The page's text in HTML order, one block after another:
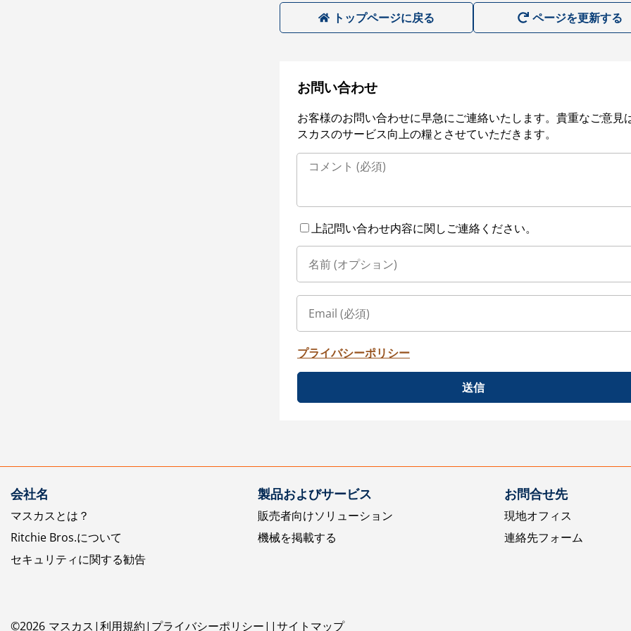
トップページに戻る ページを更新する
お問い合わせ
お客様のお問い合わせに早急にご連絡いたします。貴重なご意見
スカスのサービス向上の糧とさせていただきます。
上記問い合わせ内容に関しご連絡ください。
プライバシーポリシー
送信
会社名
マスカスとは？
Ritchie Bros.について
セキュリティに関する勧告
製品およびサービス
販売者向けソリューション
機械を掲載する
お問合せ先
現地オフィス
連絡先フォーム
©2026 マスカス 利用規約 プライバシーポリシー サイトマップ